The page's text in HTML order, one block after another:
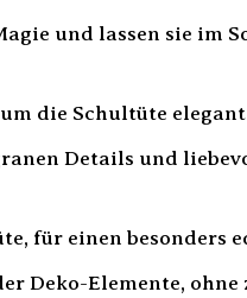
und lassen sie im
die Schultüte
Details und
für einen besonders
Deko-Elemente, ohne